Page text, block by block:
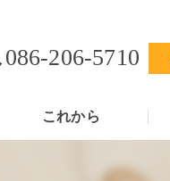
086-206-5710
これから